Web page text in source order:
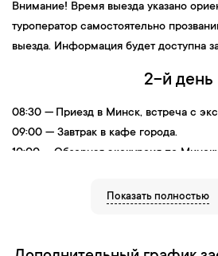
Внимание! Время выезда указано
туроператор самостоятельно
выезда. Информация будет доступна
2-й день
08:30 — Приезд в Минск, встреча с
09:00 — Завтрак в кафе города.
10:00 —
Обзорная экскурсия по
ских рамках. По­лоц­кое кня­же­ство,
ском за ве­ка.
Показать полностью